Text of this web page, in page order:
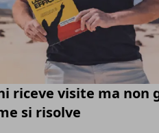
riceve visite ma non
si risolve